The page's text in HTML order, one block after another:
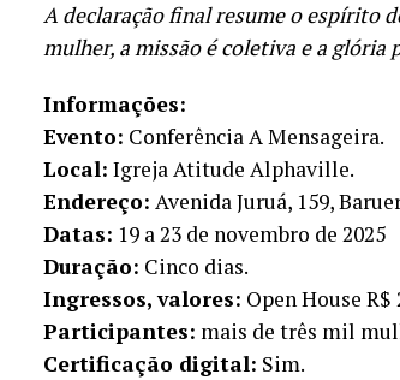
A declaração final resume o espírito
mulher, a missão é coletiva e a glória
Informações:
Evento: Conferência A Mensageira.
Local: Igreja Atitude Alphaville.
Endereço: Avenida Juruá, 159,
Datas: 19 a 23 de novembro de 2025
Duração: Cinco dias.
Ingressos, valores: Open House R$
Participantes: mais de três mil
Certificação digital: Sim.